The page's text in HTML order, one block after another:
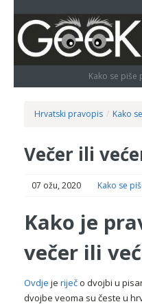
Kako se piše
Hrvatski pravopis / Kako
Večer ili
07 ožu, 2020 Kako se
Kako je
večer ili
Ovdje je riječo dvojbi u
dvojbe veoma su česte u